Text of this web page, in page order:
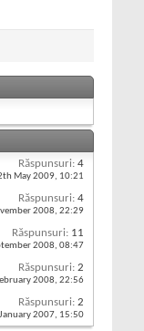
Răspunsuri: 4
May 2009, 10:21
Răspunsuri: 4
2008, 22:29
Răspunsuri: 11
2008, 08:47
Răspunsuri: 2
2008, 22:56
Răspunsuri: 2
2007, 15:50